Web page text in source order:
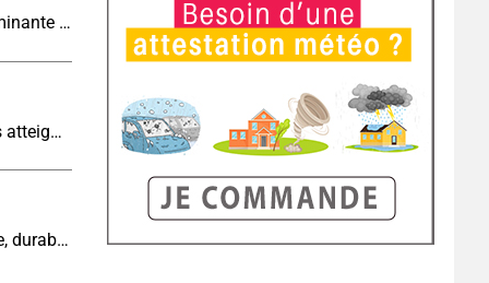
Tendance météo à 4 semaines : chaleur prédominante jusqu'en septembre
Sécheresse historique : les cours d'eau français atteignent un niveau critique
Cinquième canicule de l’été : un épisode intense, durable et étendu la semaine prochaine